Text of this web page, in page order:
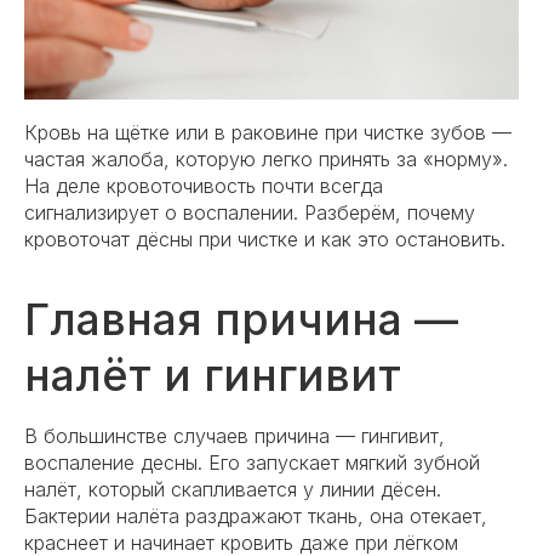
Кровь на щётке или в раковине при чистке зубов —
частая жалоба, которую легко принять за «норму».
На деле кровоточивость почти всегда
сигнализирует о воспалении. Разберём, почему
кровоточат дёсны при чистке и как это остановить.
Главная причина —
налёт и гингивит
В большинстве случаев причина — гингивит,
воспаление десны. Его запускает мягкий зубной
налёт, который скапливается у линии дёсен.
Бактерии налёта раздражают ткань, она отекает,
краснеет и начинает кровить даже при лёгком